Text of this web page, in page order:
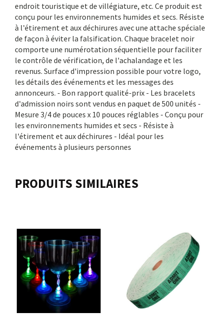
endroit touristique et de villégiature, etc. Ce produit est
conçu pour les environnements humides et secs. Résiste
à l'étirement et aux déchirures avec une attache spéciale
de façon à éviter la falsification. Chaque bracelet noir
comporte une numérotation séquentielle pour faciliter
le contrôle de vérification, de l'achalandage et les
revenus. Surface d'impression possible pour votre logo,
les détails des événements et les messages des
annonceurs. - Bon rapport qualité-prix - Les bracelets
d'admission noirs sont vendus en paquet de 500 unités -
Mesure 3/4 de pouces x 10 pouces réglables - Conçu pour
les environnements humides et secs - Résiste à
l'étirement et aux déchirures - Idéal pour les
événements à plusieurs personnes
PRODUITS SIMILAIRES